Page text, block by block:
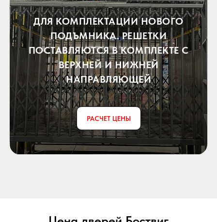
ДЛЯ КОМПЛЕКТАЦИИ НОВОГО
ПОДЪМНИКА. РЕШЕТКИ
ПОСТАВЛЯЮТСЯ В КОМПЛЕКТЕ С
ВЕРХНЕЙ И НИЖНЕЙ
НАПРАВЛЯЮЩЕЙ
РАСЧЕТ ЦЕНЫ